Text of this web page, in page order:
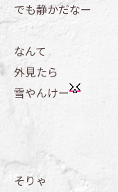
でも静かだなー
なんて
外見たら
雪やんけー
そりゃ